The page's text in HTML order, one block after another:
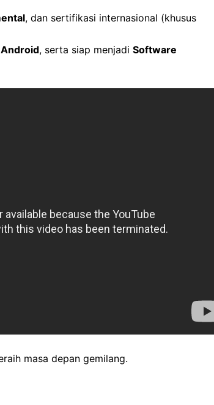
, dan sertifikasi internasional (khusus
, serta siap menjadi Software
masa depan gemilang.